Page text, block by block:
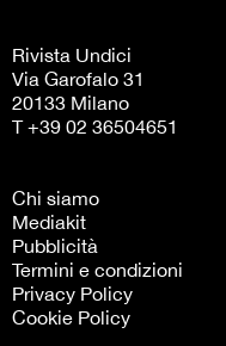
Rivista Undici
Via Garofalo 31
20133 Milano
T +39 02 36504651
Chi siamo
Mediakit
Pubblicità
Termini e condizioni
Privacy Policy
Cookie Policy